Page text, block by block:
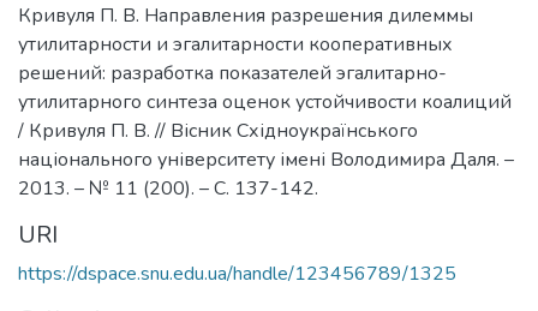
Кривуля П. В. Направления разрешения дилеммы
утилитарности и эгалитарности кооперативных
решений: разработка показателей эгалитарно-
утилитарного синтеза оценок устойчивости коалиций
/ Кривуля П. В. // Вісник Східноукраїнського
національного університету імені Володимира Даля. –
2013. – № 11 (200). – С. 137-142.
URI
https://dspace.snu.edu.ua/handle/123456789/1325